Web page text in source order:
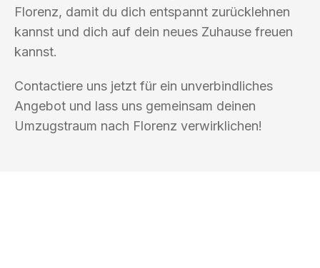
Florenz, damit du dich entspannt zurücklehnen
kannst und dich auf dein neues Zuhause freuen
kannst.
Contactiere uns jetzt für ein unverbindliches
Angebot und lass uns gemeinsam deinen
Umzugstraum nach Florenz verwirklichen!